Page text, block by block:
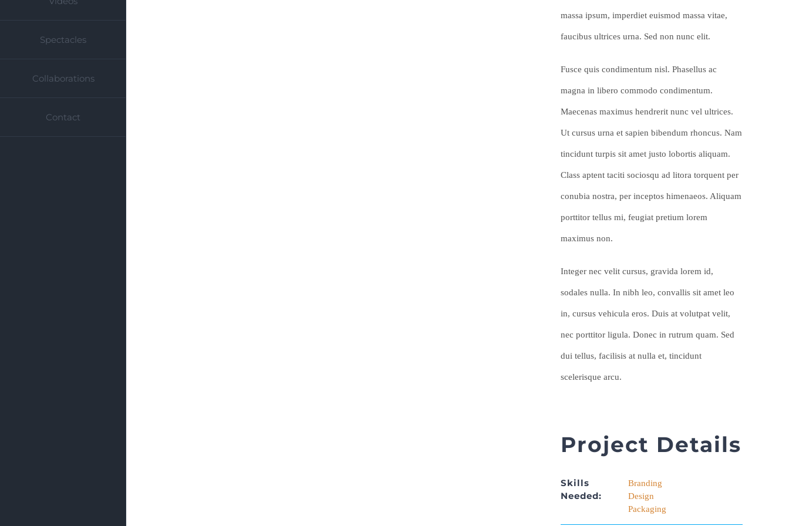
Spectacles
Collaborations
Contact
massa ipsum, imperdiet euismod massa vitae,
faucibus ultrices urna. Sed non nunc elit.
Fusce quis condimentum nisl. Phasellus ac
magna in libero commodo condimentum.
Maecenas maximus hendrerit nunc vel ultrices.
Ut cursus urna et sapien bibendum rhoncus. Nam
tincidunt turpis sit amet justo lobortis aliquam.
Class aptent taciti sociosqu ad litora torquent per
conubia nostra, per inceptos himenaeos. Aliquam
porttitor tellus mi, feugiat pretium lorem
maximus non.
Integer nec velit cursus, gravida lorem id,
sodales nulla. In nibh leo, convallis sit amet leo
in, cursus vehicula eros. Duis at volutpat velit,
nec porttitor ligula. Donec in rutrum quam. Sed
dui tellus, facilisis at nulla et, tincidunt
scelerisque arcu.
Project Details
Skills
Needed:
Branding
Design
Packaging